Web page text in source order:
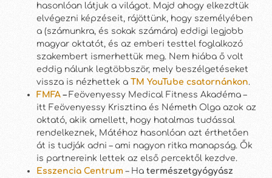
hasonlóan látjuk a világot. Majd ahogy elkezdtük
elvégezni képzéseit, rájöttünk, hogy személyében
a (számunkra, és sokak számára) eddigi legjobb
magyar oktatót, és az emberi testtel foglalkozó
szakembert ismerhettük meg. Nem hiába ő volt
eddig nálunk legtöbbször, mely beszélgetéseket
vissza is nézhettek a TM YouTube csatornánkon.
FMFA – Feövenyessy Medical Fitness Akadéma –
itt Feövenyessy Krisztina és Németh Olga azok az
oktató, akik amellett, hogy hatalmas tudással
rendelkeznek, Mátéhoz hasonlóan azt érthetően
át is tudják adni – ami nagyon ritka manapság. Ők
is partnereink lettek az első percektől kezdve.
Esszencia Centrum – Ha természetgyógyász